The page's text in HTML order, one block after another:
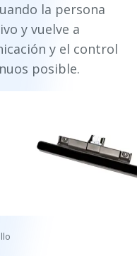
la persona
y vuelve a
y el control
posible.